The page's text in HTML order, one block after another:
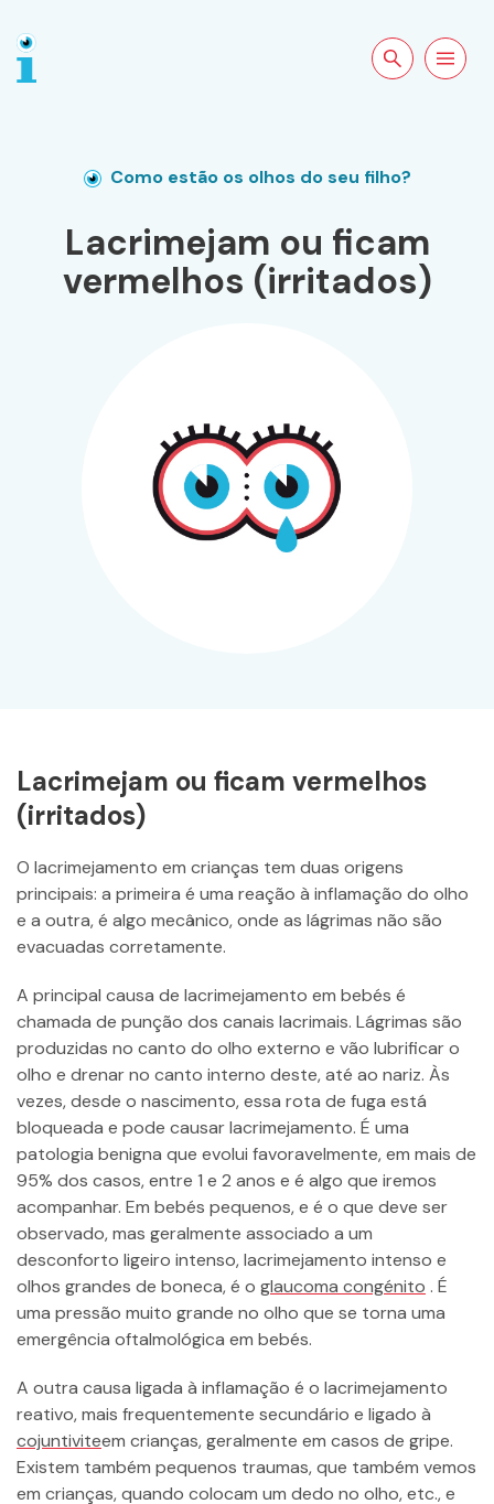
Pesquisar no
Abrir a
Como estão os olhos do seu filho?
Lacrimejam ou ficam
vermelhos (irritados)
Lacrimejam ou ficam vermelhos
(irritados)
O lacrimejamento em crianças tem duas origens
principais: a primeira é uma reação à inflamação do olho
e a outra, é algo mecânico, onde as lágrimas não são
evacuadas corretamente.
A principal causa de lacrimejamento em bebés é
chamada de punção dos canais lacrimais. Lágrimas são
produzidas no canto do olho externo e vão lubrificar o
olho e drenar no canto interno deste, até ao nariz. Às
vezes, desde o nascimento, essa rota de fuga está
bloqueada e pode causar lacrimejamento. É uma
patologia benigna que evolui favoravelmente, em mais de
95% dos casos, entre 1 e 2 anos e é algo que iremos
acompanhar. Em bebés pequenos, e é o que deve ser
observado, mas geralmente associado a um
desconforto ligeiro intenso, lacrimejamento intenso e
olhos grandes de boneca, é o glaucoma congénito . É
uma pressão muito grande no olho que se torna uma
emergência oftalmológica em bebés.
A outra causa ligada à inflamação é o lacrimejamento
reativo, mais frequentemente secundário e ligado à
cojuntiviteem crianças, geralmente em casos de gripe.
Existem também pequenos traumas, que também vemos
em crianças, quando colocam um dedo no olho, etc., e